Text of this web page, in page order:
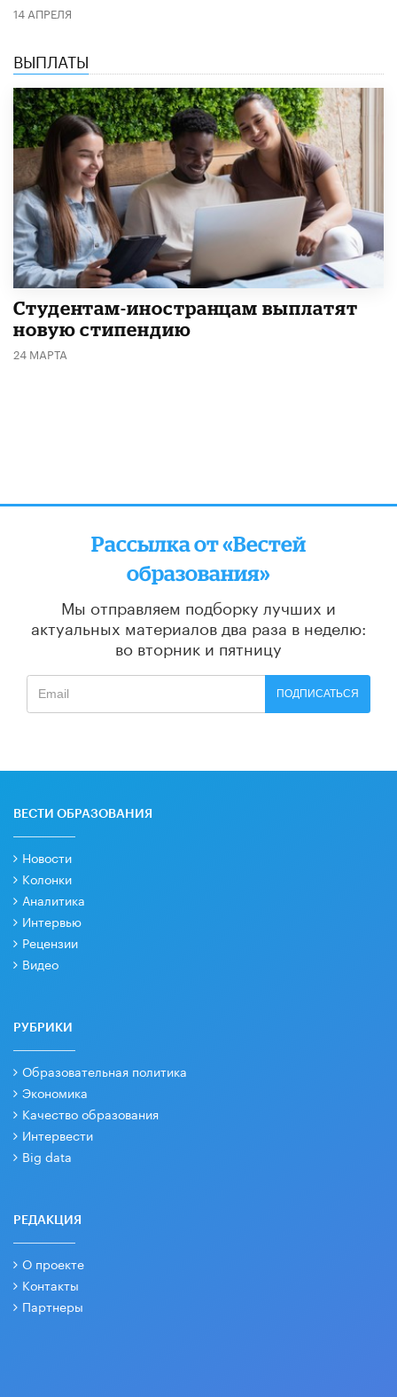
14 АПРЕЛЯ
ВЫПЛАТЫ
Студентам-иностранцам выплатят
новую стипендию
24 МАРТА
Рассылка от «Вестей
образования»
Мы отправляем подборку лучших и
актуальных материалов два раза в неделю:
во вторник и пятницу
ПОДПИСАТЬСЯ
ВЕСТИ ОБРАЗОВАНИЯ
Новости
Колонки
Аналитика
Интервью
Рецензии
Видео
РУБРИКИ
Образовательная политика
Экономика
Качество образования
Интервести
Big data
РЕДАКЦИЯ
О проекте
Контакты
Партнеры